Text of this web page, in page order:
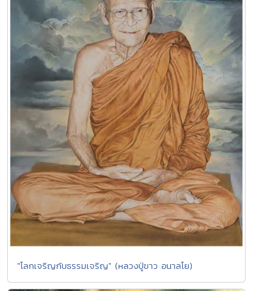
"โลกเจริญกับธรรมเจริญ" (หลวงปู่ขาว อนาลโย)